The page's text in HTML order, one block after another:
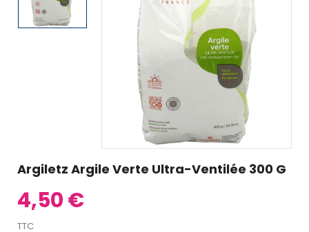
Argiletz Argile Verte Ultra-Ventilée 300 G
4,50 €
TTC